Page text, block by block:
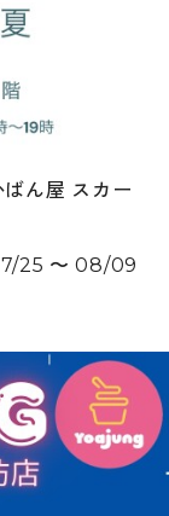
ばん屋 スカー
25 〜 08/09